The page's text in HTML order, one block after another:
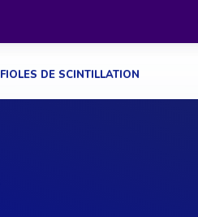
FIOLES DE SCINTILLATION